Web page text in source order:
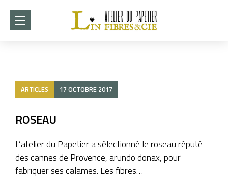
CRÉATIONS
COLLABORATIONS
STAGES 2026-2027
EXPOSITION ITO 2026
ARTICLES 17 OCTOBRE 2017
ROSEAU
L’atelier du Papetier a sélectionné le roseau réputé
des cannes de Provence, arundo donax, pour
fabriquer ses calames. Les fibres…